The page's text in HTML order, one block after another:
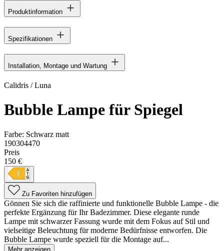
Produktinformation
Spezifikationen
Installation, Montage und Wartung
Calidris / Luna
Bubble Lampe für Spiegel
Farbe: Schwarz matt
190304470
Preis
150 €
Zu Favoriten hinzufügen
Gönnen Sie sich die raffinierte und funktionelle Bubble Lampe - die
perfekte Ergänzung für Ihr Badezimmer. Diese elegante runde
Lampe mit schwarzer Fassung wurde mit dem Fokus auf Stil und
vielseitige Beleuchtung für moderne Bedürfnisse entworfen. Die
Bubble Lampe wurde speziell für die Montage auf...
Mehr anzeigen